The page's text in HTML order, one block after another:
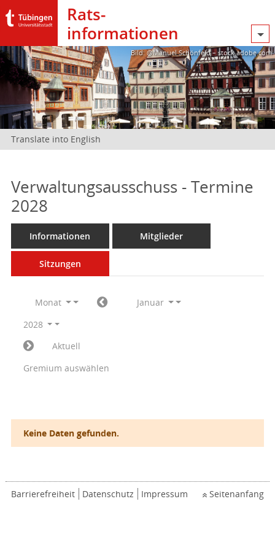
Rats­
informationen
Bild: @Manuel Schönfeld – stock.adobe.com
Translate into English
Verwaltungsausschuss - Termine
2028
Informationen Mitglieder
Sitzungen
Monat
Januar
2028
Aktuell
Gremium auswählen
Keine Daten gefunden.
Barrierefreiheit Datenschutz Impressum Seitenanfang